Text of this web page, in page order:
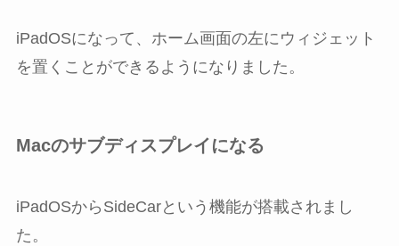
iPadOSになって、ホーム画面の左にウィジェット
を置くことができるようになりました。
Macのサブディスプレイになる
iPadOSからSideCarという機能が搭載されまし
た。